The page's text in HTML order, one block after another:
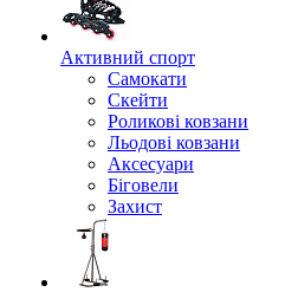
Активний спорт
Самокати
Скейти
Роликові ковзани
Льодові ковзани
Аксесуари
Біговели
Захист